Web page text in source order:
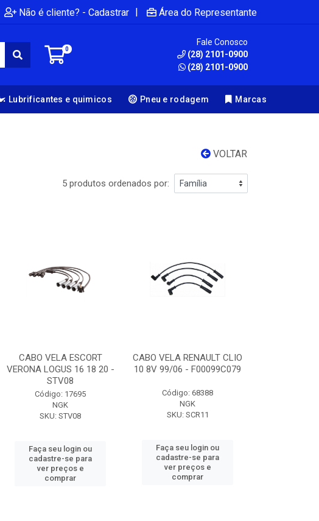
Não é cliente? - Cadastrar | Área do Representante
0
Fale Conosco
(28) 2101-0900
(28) 2101-0900
Lubrificantes e quimicos Pneu e rodagem Marcas
VOLTAR
5 produtos ordenados por:
CABO VELA ESCORT
VERONA LOGUS 16 18 20 -
STV08
Código: 17695
NGK
SKU: STV08
Faça seu login ou
cadastre-se para
ver preços e
comprar
CABO VELA RENAULT CLIO
10 8V 99/06 - F00099C079
Código: 68388
NGK
SKU: SCR11
Faça seu login ou
cadastre-se para
ver preços e
comprar